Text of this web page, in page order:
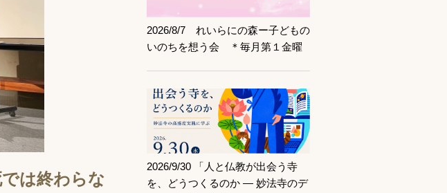
は終わらな
2026/8/7 れいらにの森ー子どもの
いのちを想う会 ＊毎月第１金曜
2026/9/30 「人と仏教が出会う寺
を、どうつくるのか ― 妙法寺のデ
記事を読む